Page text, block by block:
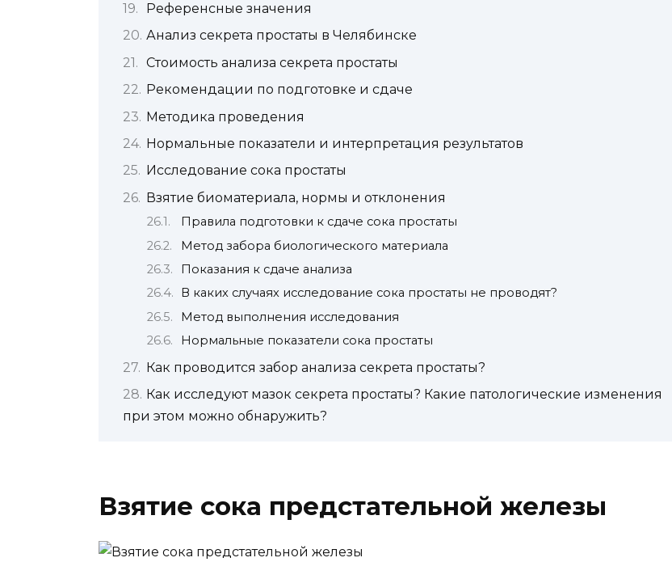
Референсные значения
Анализ секрета простаты в Челябинске
Стоимость анализа секрета простаты
Рекомендации по подготовке и сдаче
Методика проведения
Нормальные показатели и интерпретация результатов
Исследование сока простаты
Взятие биоматериала, нормы и отклонения
Правила подготовки к сдаче сока простаты
Метод забора биологического материала
Показания к сдаче анализа
В каких случаях исследование сока простаты не проводят?
Метод выполнения исследования
Нормальные показатели сока простаты
Как проводится забор анализа секрета простаты?
Как исследуют мазок секрета простаты? Какие патологические изменения
при этом можно обнаружить?
Взятие сока предстательной железы